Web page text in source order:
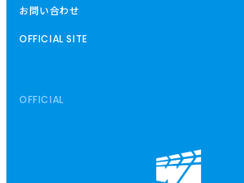
お問い合わせ
OFFICIAL SITE
OFFICIAL